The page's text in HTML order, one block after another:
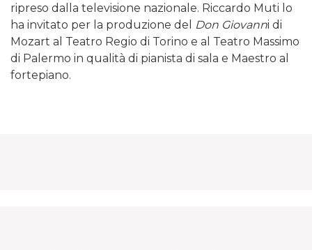
ripreso dalla televisione nazionale. Riccardo Muti lo
ha invitato per la produzione del
Don Giovanni di
Mozart al Teatro Regio di Torino e al Teatro Massimo
di Palermo in qualità di pianista di sala e Maestro al
fortepiano.